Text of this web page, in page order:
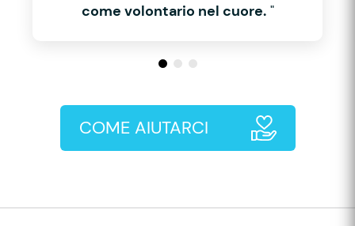
come volontario nel cuore."
COME AIUTARCI